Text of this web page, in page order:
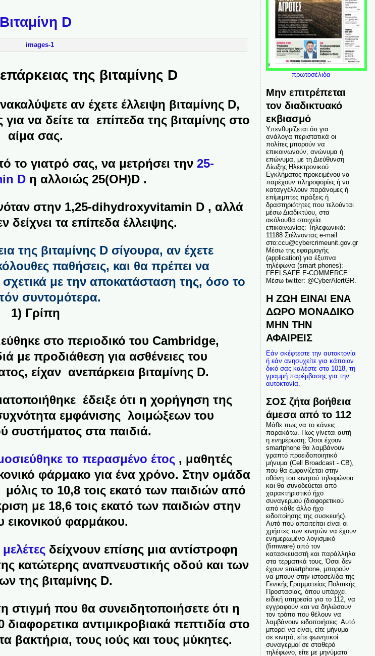
Βιταμίνη D
της βιταμίνης D
αν έχετε έλλειψη βιταμίνης D,
για να δείτε τα επίπεδα της βιταμίνης στο
αίμα σας.
το γιατρό σας, να μετρήσει την 25-
D η αλλοιώς 25(OH)D .
στην 1,25-dihydroxyvitamin D , αλλά
δείχνει τα επίπεδα έλλειψης.
της βιταμίνης D σίγουρα, αν έχετε
παθήσεις, και θα πρέπει να
σχετικά με την αποκατάσταση της, όσο το
συντομότερα.
1) Γρίπη
στο περιοδικό του Cambridge,
με προδιάθεση για ασθένειες του
είχαν ανεπάρκεια βιταμίνης D.
έδειξε ότι η χορήγηση της
εμφάνισης λοιμώξεων του
συστήματος στα παιδιά.
το περασμένο έτος, μαθητές
φάρμακο για ένα χρόνο. Στην ομάδα
το 10,8 τοις εκατό των παιδιών από
με 18,6 τοις εκατό των παιδιών στην
εικονικού φαρμάκου.
δείχνουν επίσης μια αντίστροφη
κατώτερης αναπνευστικής οδού και των
της βιταμίνης D.
στιγμή που θα συνειδητοποιήσετε ότι η
αντιμικροβιακά πεπτιδία στο
τους ιούς και τους μύκητες.
πρωτοσέλιδα
Μην επιτρέπεται
τον διαδικτυακό
εκβιασμό
Υπενθυμίζεται ότι για
ανάλογα περιστατικά οι
πολίτες μπορούν να
επικοινωνούν, ανώνυμα ή
επώνυμα, με τη Διεύθυνση
Δίωξης Ηλεκτρονικού
Εγκλήματος προκειμένου να
παρέχουν πληροφορίες ή να
καταγγέλλουν παράνομες ή
επίμεμπτες πράξεις ή
δραστηριότητες που τελούνται
μέσω Διαδικτύου, στα
ακόλουθα στοιχεία
επικοινωνίας: Τηλεφωνικά:
11188 Στέλνοντας e-mail
στο:ccu@cybercrimeunit.gov.gr
Μέσω της εφαρμογής
(application) για έξυπνα
τηλέφωνα (smart phones):
FEELSAFE E-COMMERCE.
Μέσω twitter: @CyberAlertGR.
Η ΖΩΗ ΕΙΝΑΙ ΕΝΑ
ΔΩΡΟ ΜΟΝΑΔΙΚΟ
ΜΗΝ ΤΗΝ
ΑΦΑΙΡΕΙΣ
Εάν σκέφτεστε την αυτοκτονία
ή εάν ανησυχείτε για κάποιον
δικό σας καλέστε στο 1018, τη
γραμμή παρέμβασης για την
αυτοκτονία.
ΣΟΣ ζήτα βοήθεια
άμεσα από το 112
Μάθε πως να το κάνεις
παρακάτω. Πως γίνεται αυτή
η ενημέρωση; Όσοι έχουν
smartphone θα λαμβάνουν
γραπτό προειδοποιητικό
μήνυμα (Cell Broadcast - CB),
που θα εμφανίζεται στην
οθόνη του κινητού τηλεφώνου
και θα συνοδεύεται από
χαρακτηριστικό ήχο
συναγερμού (διαφορετικού
από κάθε άλλο ήχο
ειδοποίησης της συσκευής).
Αυτό που απαιτείται είναι οι
χρήστες των κινητών να έχουν
ενημερωμένο λογισμικό
(firmware) από τον
κατασκευαστή και παράλληλα
στα τερματικά τους. Όσοι δεν
έχουν smartphone, μπορούν
να μπουν στην ιστοσελίδα της
Γενικής Γραμματείας Πολιτικής
Προστασίας, όπου υπάρχει
ειδική υπηρεσία για το 112, να
εγγραφούν και να δηλώσουν
τον τρόπο που θέλουν να
λαμβάνουν ειδοποιήσεις. Αυτό
μπορεί να είναι, είτε μήνυμα
σε κινητό, είτε φωνητικοί
συναγερμοί σε σταθερό
τηλέφωνο, είτε με μηνύματα